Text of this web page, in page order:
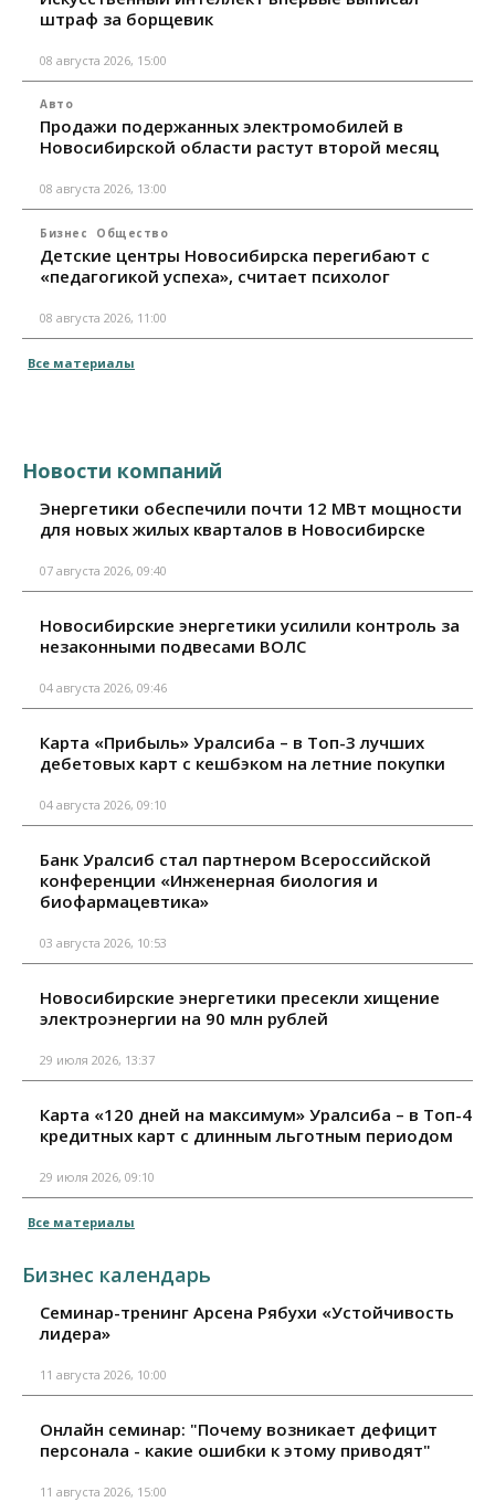
штраф за борщевик
08 августа 2026, 15:00
Авто
Продажи подержанных электромобилей в
Новосибирской области растут второй месяц
08 августа 2026, 13:00
Бизнес Общество
Детские центры Новосибирска перегибают с
«педагогикой успеха», считает психолог
08 августа 2026, 11:00
Все материалы
Новости компаний
Энергетики обеспечили почти 12 МВт мощности
для новых жилых кварталов в Новосибирске
07 августа 2026, 09:40
Новосибирские энергетики усилили контроль за
незаконными подвесами ВОЛС
04 августа 2026, 09:46
Карта «Прибыль» Уралсиба – в Топ-3 лучших
дебетовых карт с кешбэком на летние покупки
04 августа 2026, 09:10
Банк Уралсиб стал партнером Всероссийской
конференции «Инженерная биология и
биофармацевтика»
03 августа 2026, 10:53
Новосибирские энергетики пресекли хищение
электроэнергии на 90 млн рублей
29 июля 2026, 13:37
Карта «120 дней на максимум» Уралсиба – в Топ-4
кредитных карт с длинным льготным периодом
29 июля 2026, 09:10
Все материалы
Бизнес календарь
Семинар-тренинг Арсена Рябухи «Устойчивость
лидера»
11 августа 2026, 10:00
Онлайн семинар: "Почему возникает дефицит
персонала - какие ошибки к этому приводят"
11 августа 2026, 15:00